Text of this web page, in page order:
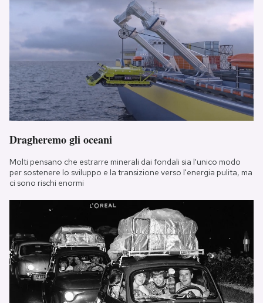
Dragheremo gli oceani
Molti pensano che estrarre minerali dai fondali sia l'unico modo
per sostenere lo sviluppo e la transizione verso l'energia pulita, ma
ci sono rischi enormi